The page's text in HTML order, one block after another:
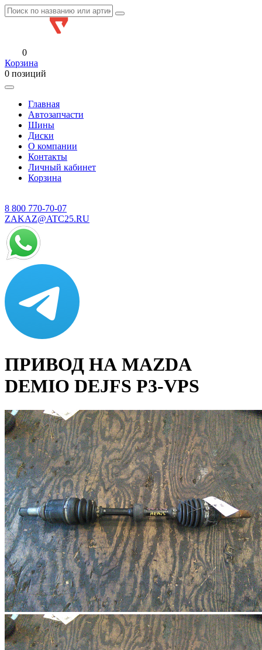
0
Корзина
0 позиций
Главная
Автозапчасти
Шины
Диски
О компании
Контакты
Личный кабинет
Корзина
8 800 770-70-07
ZAKAZ@ATC25.RU
ПРИВОД НА MAZDA
DEMIO DEJFS P3-VPS